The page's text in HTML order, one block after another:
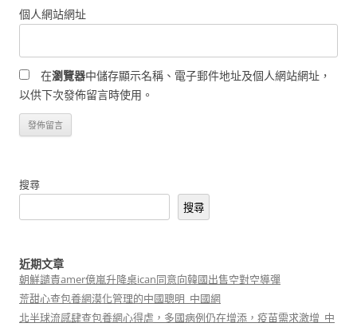
個人網站網址
在瀏覽器中儲存顯示名稱、電子郵件地址及個人網站網址，
以供下次發佈留言時使用。
搜尋
搜尋
近期文章
朝鮮譴責amer億嵐升降桌ican同意向韓國出售空對空導彈
荒甜心查包養網漠化管理的中國聰明_中國網
北半球流感肆查包養網心得虐，多國病例仍在增添，疫苗需求激增_中